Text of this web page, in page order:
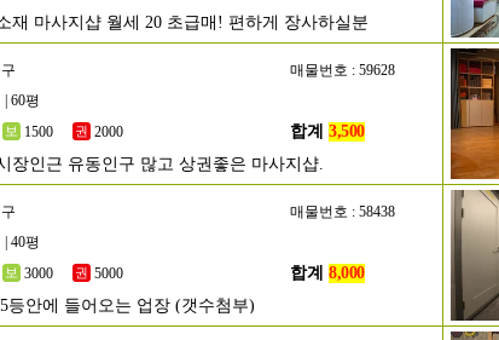
재 마사지샵 월세 20 초급매! 편하게 장사하실분
매물번호 : 59628
| 60평
1500 2000 합계 3,500
장인근 유동인구 많고 상권좋은 마사지샵.
매물번호 : 58438
| 40평
3000 5000 합계 8,000
등안에 들어오는 업장 (갯수첨부)